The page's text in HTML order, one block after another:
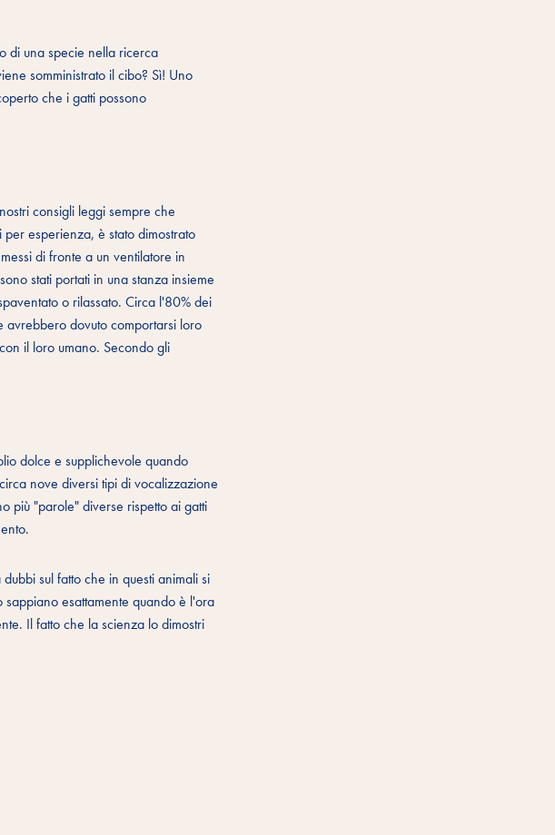
di una specie nella ricerca
somministrato il cibo? Sì! Uno
che i gatti possono
consigli leggi sempre che
esperienza, è stato dimostrato
di fronte a un ventilatore in
stati portati in una stanza insieme
o rilassato. Circa l'80% dei
avrebbero dovuto comportarsi loro
il loro umano. Secondo gli
dolce e supplichevole quando
nove diversi tipi di vocalizzazione
più "parole" diverse rispetto ai gatti
sul fatto che in questi animali si
esattamente quando è l'ora
Il fatto che la scienza lo dimostri